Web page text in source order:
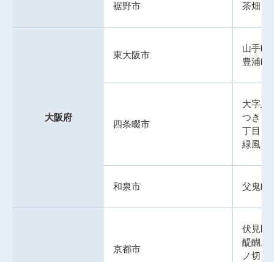
裾野市 茶畑
大阪府
東大阪市
山手町
豊浦町
四条畷市
大字上
つきヶ
丁目 、
緑風台
和泉市 父鬼町
京都市
伏見区
醍醐二
ノ切、